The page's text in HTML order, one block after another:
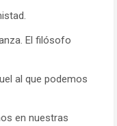
El filósofo
al que podemos
en nuestras